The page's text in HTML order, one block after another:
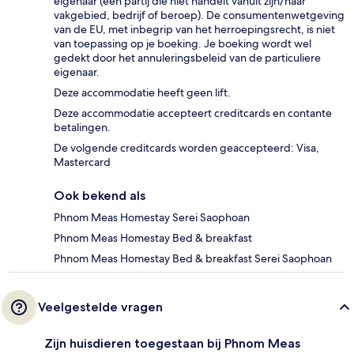
vakgebied, bedrijf of beroep). De consumentenwetgeving
van de EU, met inbegrip van het herroepingsrecht, is niet
van toepassing op je boeking. Je boeking wordt wel
gedekt door het annuleringsbeleid van de particuliere
eigenaar.
Deze accommodatie heeft geen lift.
Deze accommodatie accepteert creditcards en contante
betalingen.
De volgende creditcards worden geaccepteerd: Visa,
Mastercard
Ook bekend als
Phnom Meas Homestay Serei Saophoan
Phnom Meas Homestay Bed & breakfast
Phnom Meas Homestay Bed & breakfast Serei Saophoan
Veelgestelde vragen
Zijn huisdieren toegestaan bij Phnom Meas